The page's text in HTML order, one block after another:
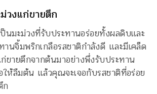
วงแก่ขายตึก
นมะม่วงที่รับประทานอร่อยทั้งผลดิบและ
นจิ้มพริกเกลือรสชาติกำลังดี และมีเคล็ด
ขายตึกจากต้นมาอย่างพึ่งรับประทาน
ให้ลืมต้น แล้วคุณจะเจอกับรสชาติที่อร่อย
ก